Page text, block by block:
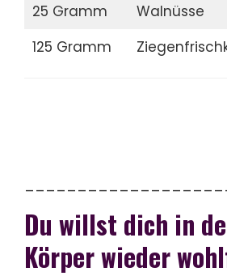
25 Gramm
Walnüsse
125 Gramm
Du willst dich in
Körper wieder